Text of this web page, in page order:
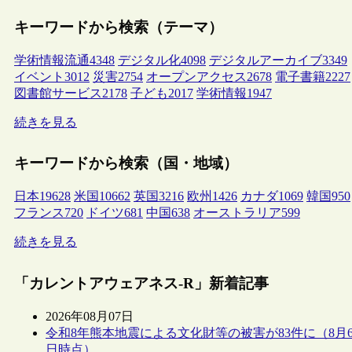
キーワードから検索（テーマ）
学術情報流通4348 デジタル化4098 デジタルアーカイブ3349
イベント 3012 災害2754 オープンアクセス2678 電子書籍2227
図書館サービス2178 子ども2017 学術情報1947
続きを見る
キーワードから検索（国・地域）
日本19628 米国 10662 英国3216 欧州 1426 カナダ1069 韓国950
フランス720 ドイツ681 中国638 オーストラリア599
続きを見る
「カレントアウェアネス-R」新着記事
2026年08月07日
令和8年熊本地震による文化財等の被害が83件に（8月
日時点）